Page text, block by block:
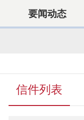
要闻动态
信件列表